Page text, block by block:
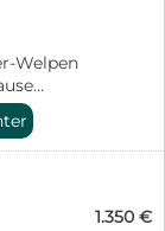
Welpen
-Ideal für
1.350 €